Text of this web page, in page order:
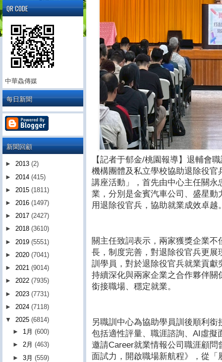
【記者于郁金/桃園報導】退輔會
機構團體及私立學校協助退除役
講座活動」，首先由中心主任關
業，分別是金賓汽車公司、盛星
用退除役官兵，協助就業成效卓越
關主任致詞表示，兩家獲獎企業
長，制度完善，對退除役官兵更
訓學員，對於退除役官兵就業貢
持續深化與兩家企業之合作夥伴
銜接職場、穩定就業。
另職訓中心為協助學員訓後順利
包括適性評量、職涯諮詢、AI虛
邀請Career就業情報公司職涯顧
面試力，開啟職場新航程》，從
QR CODE
中華鱻傳媒
每日新聞
新聞回顧
► 2013 (2)
► 2014 (415)
► 2015 (1811)
► 2016 (1497)
► 2017 (2427)
► 2018 (3610)
► 2019 (5551)
► 2020 (7041)
► 2021 (9014)
► 2022 (7935)
► 2023 (7731)
► 2024 (7118)
▼ 2025 (6814)
► 1月(600)
►2月(463)
►3月(559)